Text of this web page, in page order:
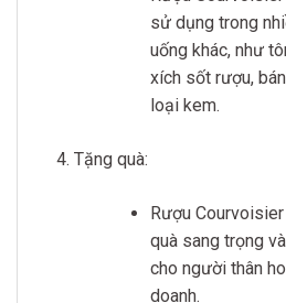
sử dụng trong
uống khác, như
xích sốt rượu,
loại kem.
Tặng quà:
Rượu
quà sang trọng
cho người thân
doanh.